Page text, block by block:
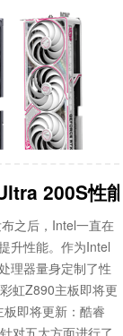
200S性
之后，Intel一直在
升性能。作为Intel
理器量身定制了性
虹Z890主板即将更
即将更新：酷睿
对五大方面进行了